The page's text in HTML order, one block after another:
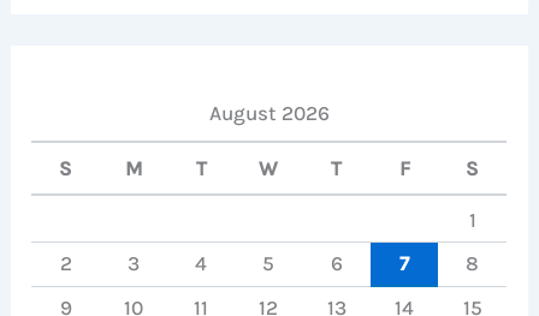
August 2026
S M T W T F S
1
2
3 4 5 6 7
8
9
10 11 12 13 14
15